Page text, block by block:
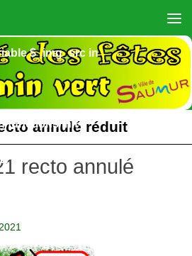
$_img_src in
functions/init-
annulé réduit
recto annulé